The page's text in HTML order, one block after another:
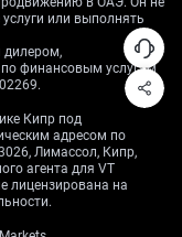
upside while
under the
Outright long
other market
where
restrictive
than-expected
jobs added,
или выполнять
дилером,
финансовым услугам
Кипр под
адресом по
Лимассол, Кипр,
агента для VT
лицензирована на